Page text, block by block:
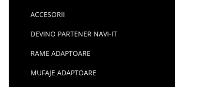
ACCESORII
DEVINO PARTENER NAVI-IT
RAME ADAPTOARE
MUFAJE ADAPTOARE